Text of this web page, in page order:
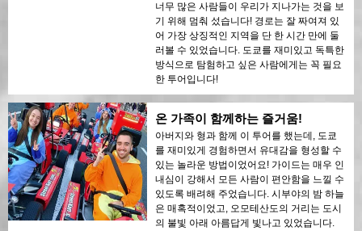
너무 많은 사람들이 우리가 지나가는 것을 보
기 위해 멈춰 섰습니다! 경로는 잘 짜여져 있
어 가장 상징적인 지역을 단 한 시간 만에 둘
러볼 수 있었습니다. 도쿄를 재미있고 독특한
방식으로 탐험하고 싶은 사람에게는 꼭 필요
한 투어입니다!
온 가족이 함께하는 즐거움!
아버지와 형과 함께 이 투어를 했는데, 도쿄
를 재미있게 경험하면서 유대감을 형성할 수
있는 놀라운 방법이었어요! 가이드는 매우 인
내심이 강해서 모든 사람이 편안함을 느낄 수
있도록 배려해 주었습니다. 시부야의 밤 하늘
은 매혹적이었고, 오모테산도의 거리는 도시
의 불빛 아래 아름답게 빛나고 있었습니다.